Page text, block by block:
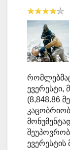
(8,848.86